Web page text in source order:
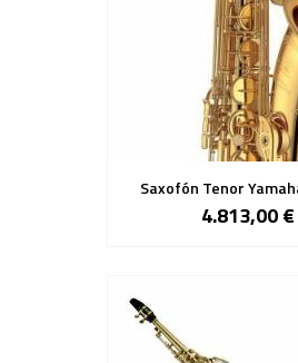
Saxofón Tenor
4.813,00 €